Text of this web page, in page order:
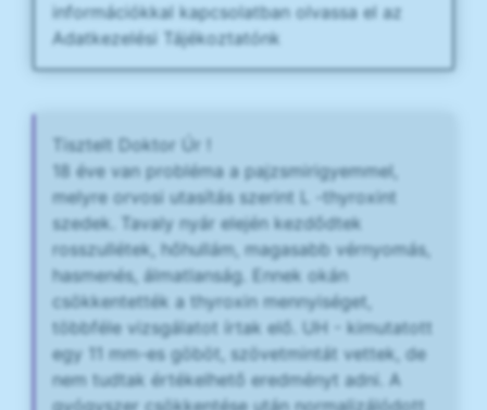
információkkal kapcsolatban olvassa el az
Adatkezelési Tájékoztatónk
Tisztelt Doktor Úr !
18 éve van probléma a pajzsmirigyemmel,
melyre orvosi utasítás szerint L -thyroxint
szedek. Tavaly nyár elején kezdődtek
rosszullétek, hőhullám, magasabb vérnyomás,
hasmenés, álmatlanság. Ennek okán
csökkentették a thyroxin mennyiséget,
többféle vizsgálatot írtak elő. UH - kimutatott
egy 11 mm-es göböt, szövetmintát vettek, de
nem tudtak értékelhető eredményt adni. A